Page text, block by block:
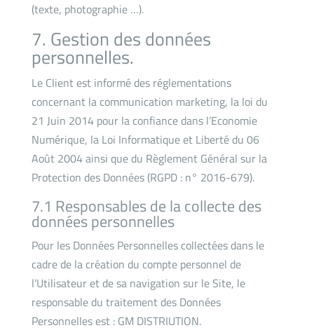
(texte, photographie …).
7. Gestion des données
personnelles.
Le Client est informé des réglementations
concernant la communication marketing, la loi du
21 Juin 2014 pour la confiance dans l’Economie
Numérique, la Loi Informatique et Liberté du 06
Août 2004 ainsi que du Règlement Général sur la
Protection des Données (RGPD : n° 2016-679).
7.1 Responsables de la collecte des
données personnelles
Pour les Données Personnelles collectées dans le
cadre de la création du compte personnel de
l’Utilisateur et de sa navigation sur le Site, le
responsable du traitement des Données
Personnelles est : GM DISTRIUTION.